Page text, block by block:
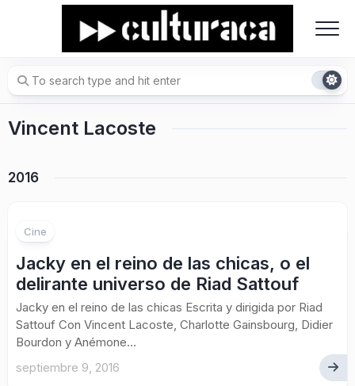
Vincent Lacoste
2016
Cine
Jacky en el reino de las chicas, o el
delirante universo de Riad Sattouf
Jacky en el reino de las chicas Escrita y dirigida por Riad
Sattouf Con Vincent Lacoste, Charlotte Gainsbourg, Didier
Bourdon y Anémone...
septiembre 9, 2016